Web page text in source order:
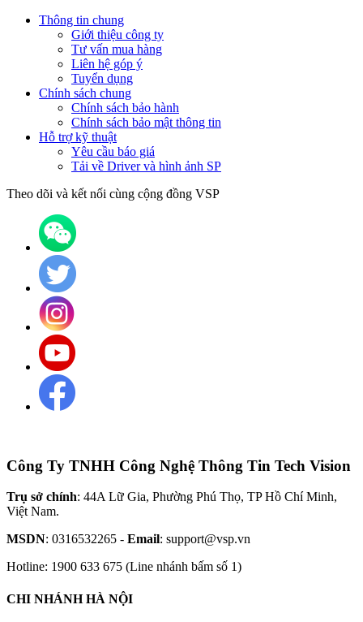
Thông tin chung
Giới thiệu công ty
Tư vấn mua hàng
Liên hệ góp ý
Tuyển dụng
Chính sách chung
Chính sách bảo hành
Chính sách bảo mật thông tin
Hỗ trợ kỹ thuật
Yêu cầu báo giá
Tải về Driver và hình ảnh SP
Theo dõi và kết nối cùng cộng đồng VSP
Công Ty TNHH Công Nghệ Thông Tin Tech Vision
Trụ sở chính: 44A Lữ Gia, Phường Phú Thọ, TP Hồ Chí Minh,
Việt Nam.
MSDN: 0316532265 - Email: support@vsp.vn
Hotline: 1900 633 675 (Line nhánh bấm số 1)
CHI NHÁNH HÀ NỘI